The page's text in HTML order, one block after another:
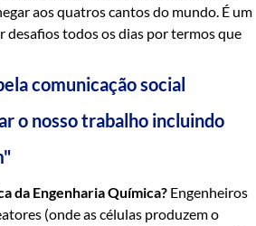
aos quatros cantos do mundo. É um
todos os dias por termos que
comunicação social
o nosso trabalho incluindo
da Engenharia Química? Engenheiros
(onde as células produzem o